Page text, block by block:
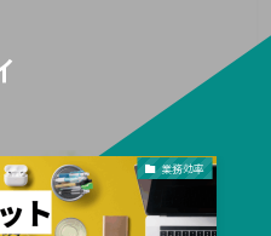
業務効率